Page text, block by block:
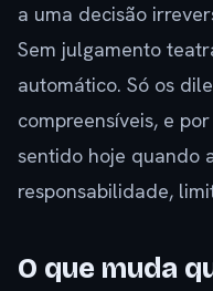
a uma decisão
Sem julgamento
automático. Só os
compreensíveis, e
sentido hoje quando
responsabilidade,
O que muda